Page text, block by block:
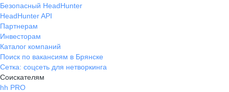
Безопасный HeadHunter
HeadHunter API
Партнерам
Инвесторам
Каталог компаний
Поиск по вакансиям в Брянске
Сетка: соцсеть для нетворкинга
Соискателям
hh PRO